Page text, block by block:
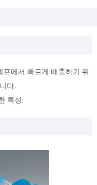
에서 빠르게 배출하기 위
다.
특성.